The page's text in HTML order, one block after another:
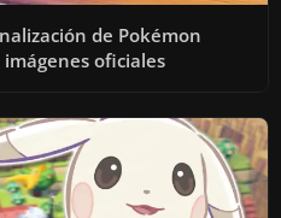
de Pokémon
oficiales